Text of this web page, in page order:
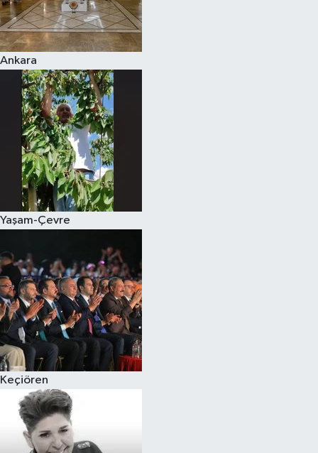
Ankara
Yaşam-Çevre
Keçiören
Spor
Çocuk
Eğitim
Hava Durumu
Kadın
Kültür Sanat
Sağlık
Siyaset
Teknoloji
Televizyon